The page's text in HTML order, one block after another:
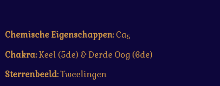
Chemische Eigenschappen:Ca5
Chakra:Keel (5de) & Derde Oog (6de)
Sterrenbeeld:Tweelingen